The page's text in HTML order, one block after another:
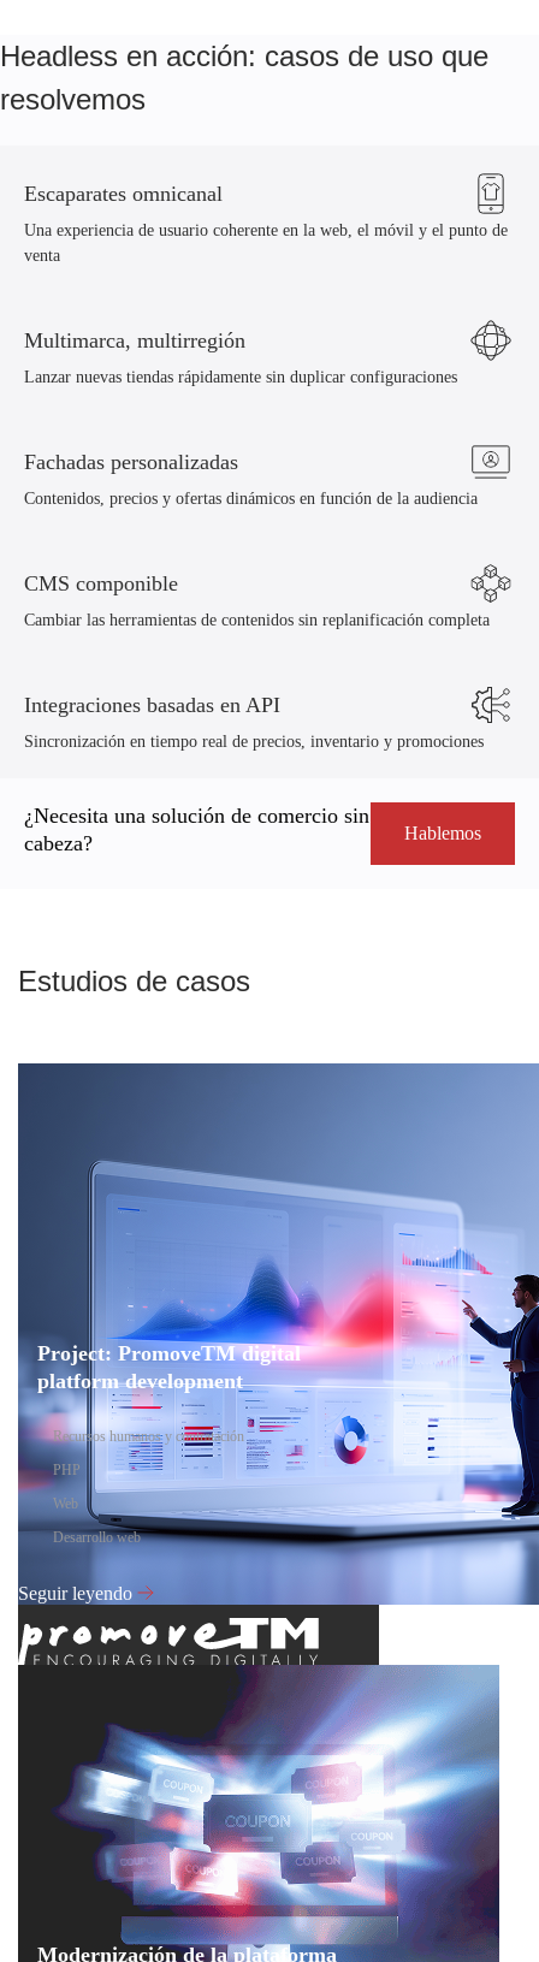
Headless en acción: casos de uso que
resolvemos
Escaparates omnicanal
Una experiencia de usuario coherente en la web, el móvil y el punto de
venta
Multimarca, multirregión
Lanzar nuevas tiendas rápidamente sin duplicar configuraciones
Fachadas personalizadas
Contenidos, precios y ofertas dinámicos en función de la audiencia
CMS componible
Cambiar las herramientas de contenidos sin replanificación completa
Integraciones basadas en API
Sincronización en tiempo real de precios, inventario y promociones
¿Necesita una solución de comercio sin
cabeza?
Hablemos
Estudios de casos
Project: PromoveTM digital
platform development
Recursos humanos y contratación
PHP
Web
Desarrollo web
Seguir leyendo
Modernización de la plataforma